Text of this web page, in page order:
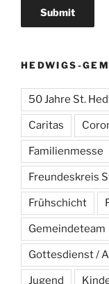
HEDWIGS-
50 Jahre St.
Caritas
Familienmesse
Freundeskreis
Frühschicht
Gemeindeteam
Gottesdienst /
Jugend